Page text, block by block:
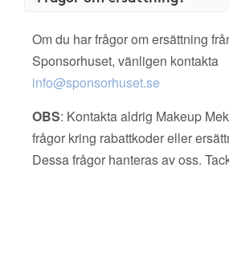
Om du har frågor om ersättning
Sponsorhuset, vänligen kontakta
info@sponsorhuset.se
OBS: Kontakta aldrig Makeup
frågor kring rabattkoder eller
Dessa frågor hanteras av oss.